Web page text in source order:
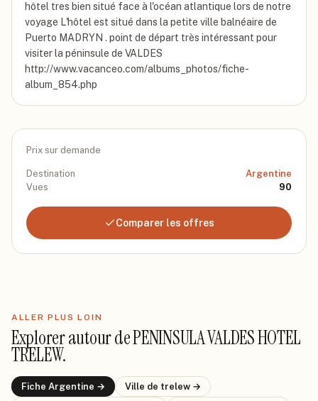
hôtel tres bien situé face à l'océan atlantique lors de notre
voyage L'hôtel est situé dans la petite ville balnéaire de
Puerto MADRYN . point de départ très intéressant pour
visiter la péninsule de VALDES
http://www.vacanceo.com/albums_photos/fiche-
album_854.php
Prix sur demande
Destination
Argentine
Vues
90
Comparer les offres
ALLER PLUS LOIN
Explorer autour dePENINSULA VALDES HOTEL
TRELEW.
Fiche Argentine → Ville de trelew →